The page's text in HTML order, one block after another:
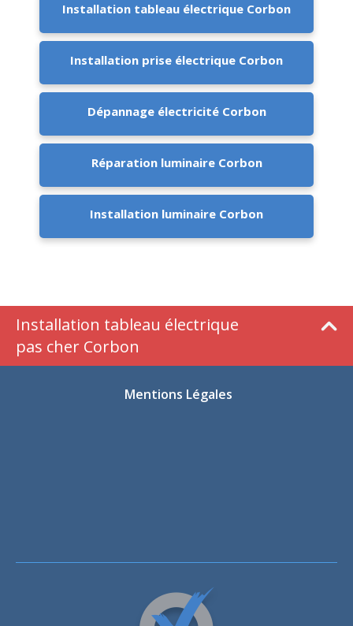
Installation tableau électrique Corbon
Installation prise électrique Corbon
Dépannage électricité Corbon
Réparation luminaire Corbon
Installation luminaire Corbon
Installation tableau électrique
pas cher Corbon
Mentions Légales